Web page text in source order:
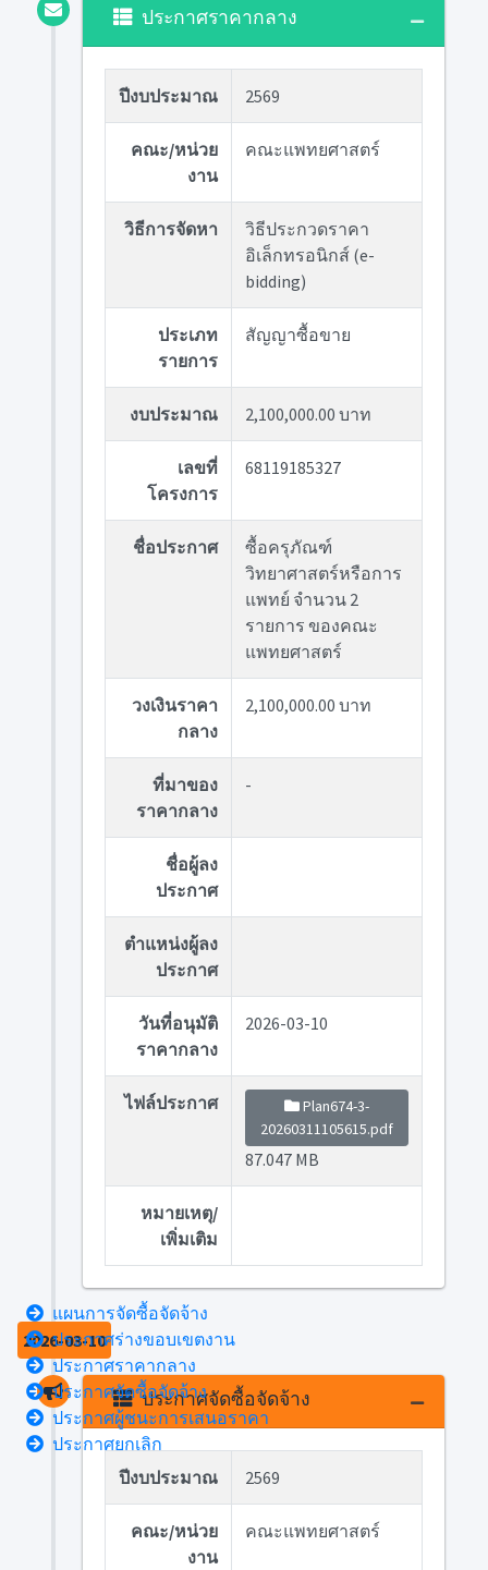
ประกาศราคากลาง
ปีงบประมาณ 2569
คณะ/หน่วย
งาน
คณะแพทยศาสตร์
วิธีการจัดหา
วิธีประกวดราคา
อิเล็กทรอนิกส์ (e-
bidding)
ประเภท
รายการ
สัญญาซื้อขาย
งบประมาณ 2,100,000.00 บาท
เลขที่
โครงการ
68119185327
ชื่อประกาศ
ซื้อครุภัณฑ์
วิทยาศาสตร์หรือการ
แพทย์ จำนวน 2
รายการ ของคณะ
แพทยศาสตร์
วงเงินราคา
กลาง
2,100,000.00 บาท
ที่มาของ
ราคากลาง
-
ชื่อผู้ลง
ประกาศ
ตำแหน่งผู้ลง
ประกาศ
วันที่อนุมัติ
ราคากลาง
2026-03-10
ไฟล์ประกาศ
Plan674-3-
20260311105615.pdf
87.047 MB
หมายเหตุ/
เพิ่มเติม
2026-03-10
ประกาศจัดซื้อจัดจ้าง
ปีงบประมาณ 2569
คณะ/หน่วย
งาน
คณะแพทยศาสตร์
แผนการจัดซื้อจัดจ้าง
ประกาศร่างขอบเขตงาน
ประกาศราคากลาง
ประกาศจัดซื้อจัดจ้าง
ประกาศผู้ชนะการเสนอราคา
ประกาศยกเลิก